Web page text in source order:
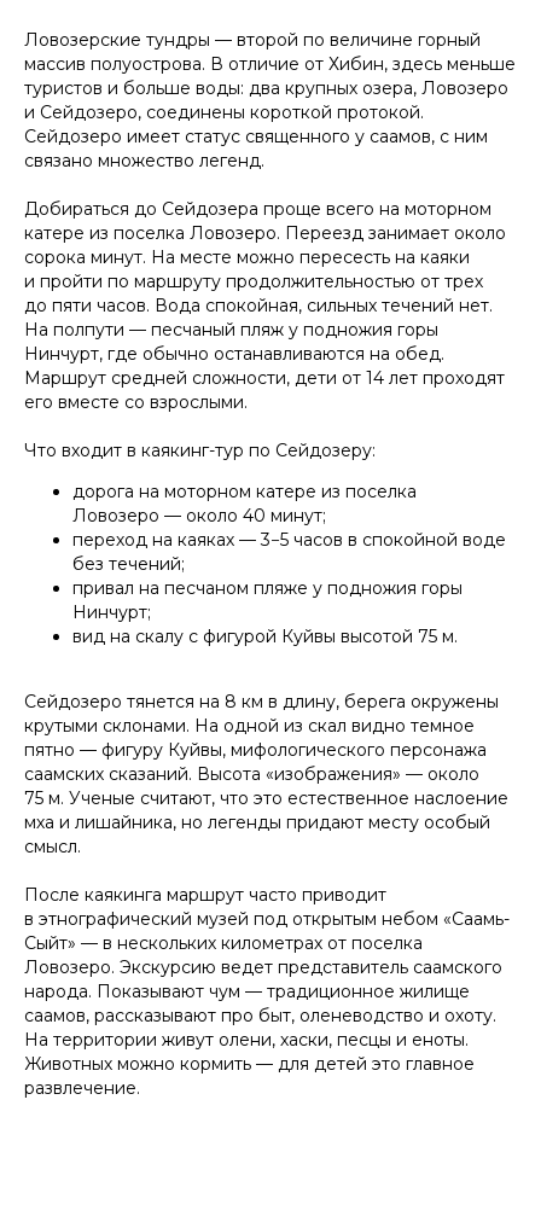
Ловозерские тундры — второй по величине горный
массив полуострова. В отличие от Хибин, здесь меньше
туристов и больше воды: два крупных озера, Ловозеро
и Сейдозеро, соединены короткой протокой.
Сейдозеро имеет статус священного у саамов, с ним
связано множество легенд.
Добираться до Сейдозера проще всего на моторном
катере из поселка Ловозеро. Переезд занимает около
сорока минут. На месте можно пересесть на каяки
и пройти по маршруту продолжительностью от трех
до пяти часов. Вода спокойная, сильных течений нет.
На полпути — песчаный пляж у подножия горы
Нинчурт, где обычно останавливаются на обед.
Маршрут средней сложности, дети от 14 лет проходят
его вместе со взрослыми.
Что входит в каякинг-тур по Сейдозеру:
дорога на моторном катере из поселка
Ловозеро — около 40 минут;
переход на каяках — 3−5 часов в спокойной воде
без течений;
привал на песчаном пляже у подножия горы
Нинчурт;
вид на скалу с фигурой Куйвы высотой 75 м.
Сейдозеро тянется на 8 км в длину, берега окружены
крутыми склонами. На одной из скал видно темное
пятно — фигуру Куйвы, мифологического персонажа
саамских сказаний. Высота «изображения» — около
75 м. Ученые считают, что это естественное наслоение
мха и лишайника, но легенды придают месту особый
смысл.
После каякинга маршрут часто приводит
в этнографический музей под открытым небом «Саамь-
Сыйт» — в нескольких километрах от поселка
Ловозеро. Экскурсию ведет представитель саамского
народа. Показывают чум — традиционное жилище
саамов, рассказывают про быт, оленеводство и охоту.
На территории живут олени, хаски, песцы и еноты.
Животных можно кормить — для детей это главное
развлечение.